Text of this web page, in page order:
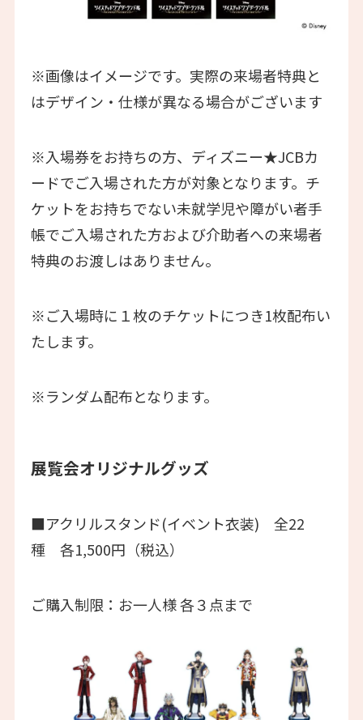
※画像はイメージです。実際の来場者特典と
はデザイン・仕様が異なる場合がございます
※入場券をお持ちの方、ディズニー★JCBカ
ードでご入場された方が対象となります。チ
ケットをお持ちでない未就学児や障がい者手
帳でご入場された方および介助者への来場者
特典のお渡しはありません。
※ご入場時に１枚のチケットにつき1枚配布い
たします。
※ランダム配布となります。
展覧会オリジナルグッズ
■アクリルスタンド(イベント衣装) 全22
種 各1,500円（税込）
ご購入制限：お一人様 各３点まで